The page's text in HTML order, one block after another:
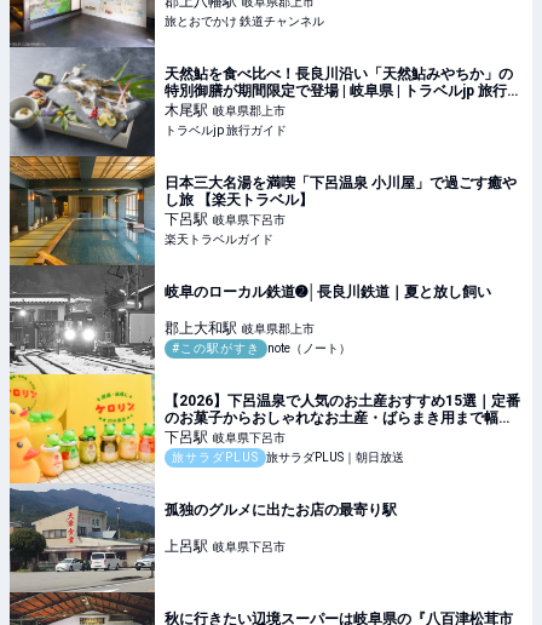
ル
旅とおでかけ 鉄道チャンネル
天然鮎を食べ比べ！長良川沿い「天然鮎みやちか」の
特別御膳が期間限定で登場 | 岐阜県 | トラベルjp 旅行ガ
イド
木尾駅 岐阜県郡上市
トラベルjp 旅行ガイド
日本三大名湯を満喫「下呂温泉 小川屋」で過ごす癒や
し旅 【楽天トラベル】
下呂駅 岐阜県下呂市
楽天トラベルガイド
岐阜のローカル鉄道➋│長良川鉄道｜夏と放し飼い
郡上大和駅 岐阜県郡上市
#この駅がすき
note（ノート）
【2026】下呂温泉で人気のお土産おすすめ15選｜定番
のお菓子からおしゃれなお土産・ばらまき用まで幅広
く紹介
下呂駅 岐阜県下呂市
旅サラダPLUS
旅サラダPLUS｜朝日放送
孤独のグルメに出たお店の最寄り駅
上呂駅 岐阜県下呂市
秋に行きたい辺境スーパーは岐阜県の『八百津松茸市